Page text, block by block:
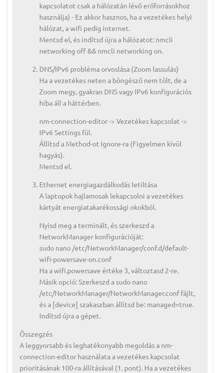
kapcsolatot csak a hálózatán lévő erőforrásokhoz
használja) - Ez akkor hasznos, ha a vezetékes helyi
hálózat, a wifi pedig internet.
Mentsd el, és indítsd újra a hálózatot: nmcli
networking off && nmcli networking on.
DNS/IPv6 probléma orvoslása (Zoom lassulás)
Ha a vezetékes neten a böngésző nem tölt, de a
Zoom megy, gyakran DNS vagy IPv6 konfigurációs
hiba áll a háttérben.
nm-connection-editor -> Vezetékes kapcsolat ->
IPv6 Settings fül.
Állítsd a Method-ot Ignore-ra (Figyelmen kívül
hagyás).
Mentsd el.
Ethernet energiagazdálkodás letiltása
A laptopok hajlamosak lekapcsolni a vezetékes
kártyát energiatakarékossági okokból.
Nyisd meg a terminált, és szerkeszd a
NetworkManager konfigurációját:
sudo nano /etc/NetworkManager/conf.d/default-
wifi-powersave-on.conf
Ha a wifi.powersave értéke 3, változtasd 2-re.
Másik opció: Szerkeszd a sudo nano
/etc/NetworkManager/NetworkManager.conf fájlt,
és a [device] szakaszban állítsd be: managed=true.
Indítsd újra a gépet.
Összegzés
A leggyorsabb és leghatékonyabb megoldás a nm-
connection-editor használata a vezetékes kapcsolat
prioritásának 100-ra állításával (1. pont). Ha a vezetékes